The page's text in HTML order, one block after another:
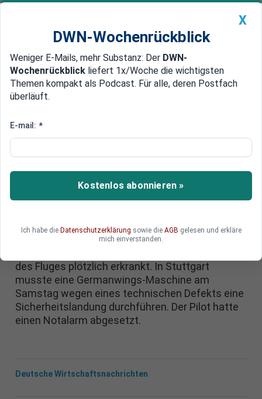
Newsticker MEIN DWN: Geldanlage Premium
Edelmetalle DWN-Magazin China
Starke Übelkeit
Zwischenfälle bei Germanwings:
Sicherheits-Landungen in
Venedig und Stuttgart
Eine Germanwings-Maschine musste am
Rom abbrechen und ist in Venedig
unvorhergesehen gelandet. Der Grund: Ein Crew-
des Fluges plötzlich erkrankt. In Stuttgart
musste eine Germanwings-Maschine am
Samstag wegen eines technischen Defekts eine
Sicherheitslandung durchführen. Der Pilot hatte
einen Notalarm abgesetzt.
Deutsche Wirtschaftsnachrichten
X
DWN-Wochenrückblick
Weniger E-Mails, mehr Substanz: Der DWN-
Wochenrückblick liefert 1x/Woche die wichtigsten
Themen kompakt als Podcast. Für alle, deren Postfach
überläuft.
E-mail: *
Kostenlos abonnieren »
Ich habe die Datenschutzerklärung sowie die AGB gelesen und erkläre
mich einverstanden.